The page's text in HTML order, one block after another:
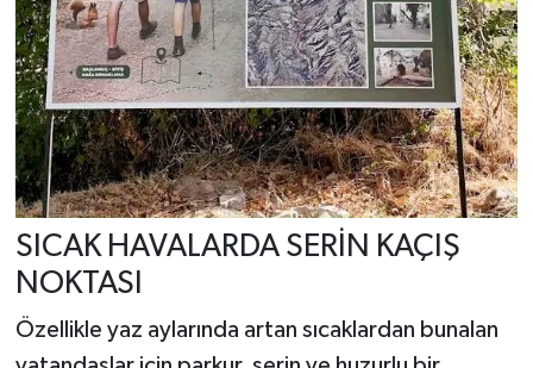
SICAK HAVALARDA SERİN KAÇIŞ
NOKTASI
Özellikle yaz aylarında artan sıcaklardan bunalan